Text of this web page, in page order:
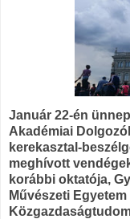
Január 22-én
Akadémiai
kerekasztal-
meghívott
korábbi oktatója,
Művészeti